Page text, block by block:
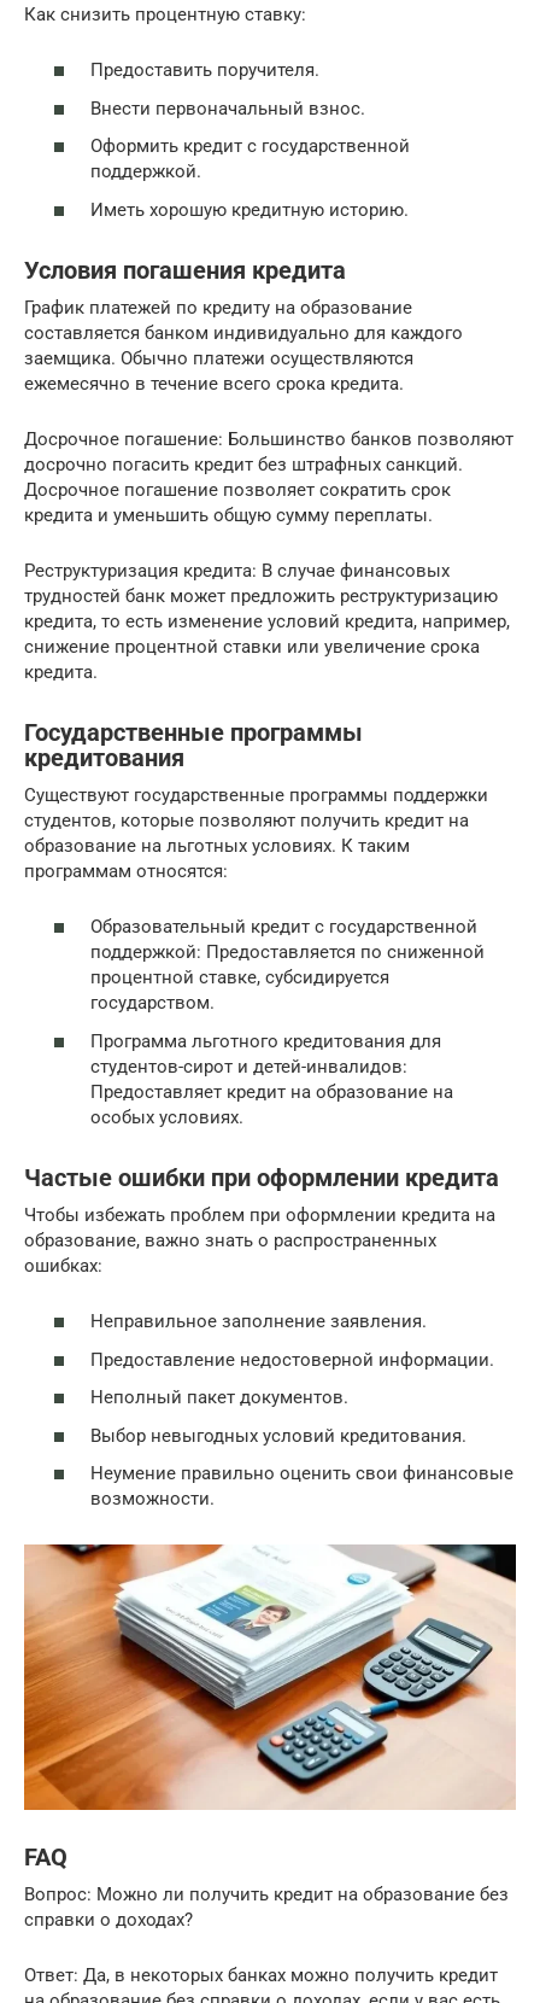
Как снизить процентную ставку:
Предоставить поручителя.
Внести первоначальный взнос.
Оформить кредит с государственной
поддержкой.
Иметь хорошую кредитную историю.
Условия погашения кредита
График платежей по кредиту на образование
составляется банком индивидуально для каждого
заемщика. Обычно платежи осуществляются
ежемесячно в течение всего срока кредита.
Досрочное погашение: Большинство банков позволяют
досрочно погасить кредит без штрафных санкций.
Досрочное погашение позволяет сократить срок
кредита и уменьшить общую сумму переплаты.
Реструктуризация кредита: В случае финансовых
трудностей банк может предложить реструктуризацию
кредита, то есть изменение условий кредита, например,
снижение процентной ставки или увеличение срока
кредита.
Государственные программы
кредитования
Существуют государственные программы поддержки
студентов, которые позволяют получить кредит на
образование на льготных условиях. К таким
программам относятся:
Образовательный кредит с государственной
поддержкой: Предоставляется по сниженной
процентной ставке, субсидируется
государством.
Программа льготного кредитования для
студентов-сирот и детей-инвалидов:
Предоставляет кредит на образование на
особых условиях.
Частые ошибки при оформлении кредита
Чтобы избежать проблем при оформлении кредита на
образование, важно знать о распространенных
ошибках:
Неправильное заполнение заявления.
Предоставление недостоверной информации.
Неполный пакет документов.
Выбор невыгодных условий кредитования.
Неумение правильно оценить свои финансовые
возможности.
FAQ
Вопрос: Можно ли получить кредит на образование без
справки о доходах?
Ответ: Да, в некоторых банках можно получить кредит